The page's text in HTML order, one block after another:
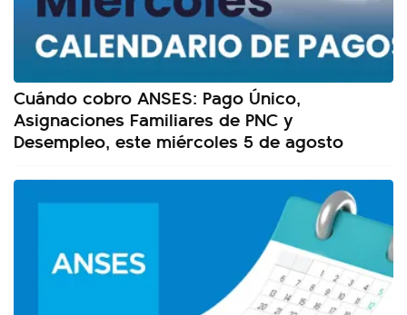
Cuándo cobro ANSES: Pago Único,
Asignaciones Familiares de PNC y
Desempleo, este miércoles 5 de agosto